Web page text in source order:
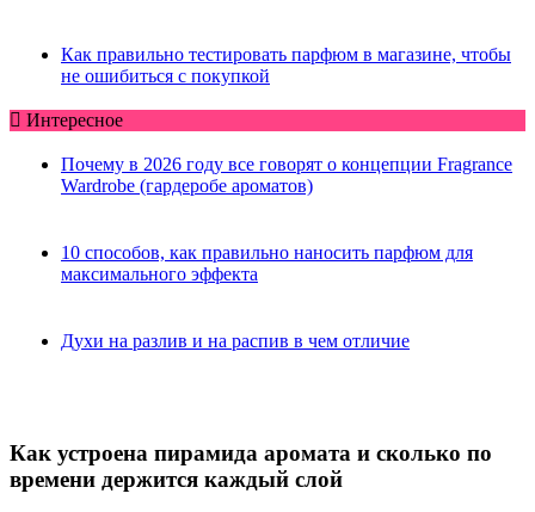
Как правильно тестировать парфюм в магазине, чтобы
не ошибиться с покупкой
Интересное
Почему в 2026 году все говорят о концепции Fragrance
Wardrobe (гардеробе ароматов)
10 способов, как правильно наносить парфюм для
максимального эффекта
Духи на разлив и на распив в чем отличие
Как устроена пирамида аромата и сколько по
времени держится каждый слой